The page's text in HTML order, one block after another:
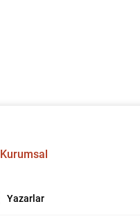
Kurumsal
Yazarlar